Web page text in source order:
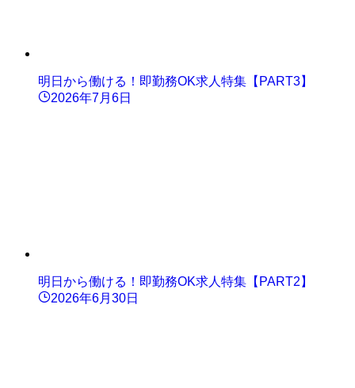
明日から働ける！即勤務OK求人特集【PART3】
2026年7月6日
明日から働ける！即勤務OK求人特集【PART2】
2026年6月30日